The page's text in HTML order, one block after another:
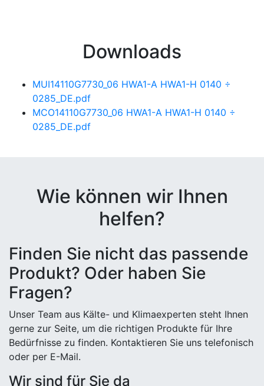
Downloads
MUI14110G7730_06 HWA1-A HWA1-H 0140 ÷
0285_DE.pdf
MCO14110G7730_06 HWA1-A HWA1-H 0140 ÷
0285_DE.pdf
Wie können wir Ihnen
helfen?
Finden Sie nicht das passende
Produkt? Oder haben Sie
Fragen?
Unser Team aus Kälte- und Klimaexperten steht Ihnen
gerne zur Seite, um die richtigen Produkte für Ihre
Bedürfnisse zu finden. Kontaktieren Sie uns telefonisch
oder per E-Mail.
Wir sind für Sie da